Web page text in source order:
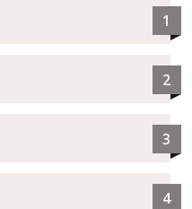
1
2
3
4